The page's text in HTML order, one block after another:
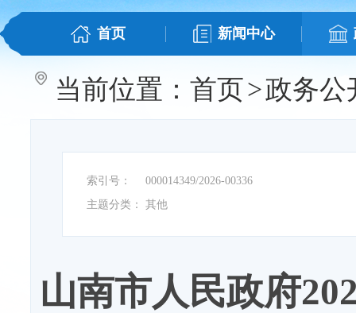
首页 新闻中心
当前位置： 首页>政务公
索引号：
000014349/2026-00336
主题分类：
其他
山南市人民政府